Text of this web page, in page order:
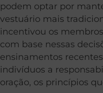
podem optar por
vestuário mais
incentivou os
com base nessas
ensinamentos
indivíduos a
oração, os princípios